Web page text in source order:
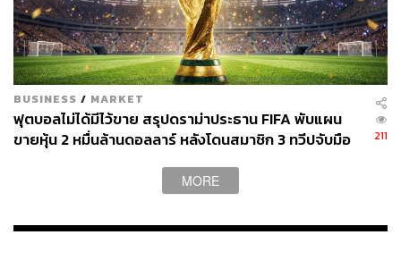
16 กรกฎาคม 2563 บริษัท ไทยลีกฯ ส่งหนังสือที่ TL-
212/2563 ถึงทรูวิชั่นส์ เชิญเข้าร่วมประชุมหารือ
แนวทางในการจัดแข่งขันฟุตบอลลีกอาชีพ ไทยลีก 1
และไทยลีก 2 ในวันที่ 21 กรกฎาคม 2563
17 กรกฎาคม 2563 ทรูวิชั่นส์ส่งหนังสือที่ TVG2020/13
ถึงบริษัท ไทยลีกฯ แจ้งว่าไม่อาจเข้าร่วมประชุมได้
เนื่องจากผู้บริหารติดภารกิจเร่งด่วน และกรณีการรับ
สัญญาณการถ่ายทอดสดและการคำนวณค่าสิทธิ
วันศุกร์ที่ 24 กรกฎาคม 2563
BUSINESS / MARKET
ฟุตบอลไม่ได้มีไว้ขาย สรุปดราม่าประธาน FIFA พับแผน
ขายหุ้น 2 หมื่นล้านดอลลาร์ หลังโดนสมาชิก 3 ทวีปจับมือ
211
MORE